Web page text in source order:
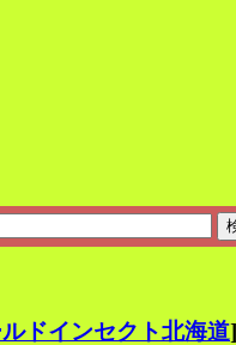
ドインセクト北海道